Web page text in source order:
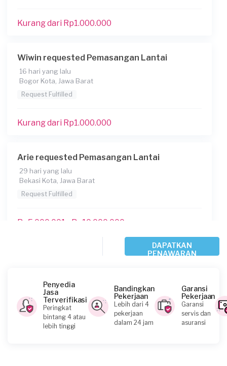
Kurang dari Rp1.000.000
Wiwin requested Pemasangan Lantai
16 hari yang lalu
Bogor Kota, Jawa Barat
Request Fulfilled
Kurang dari Rp1.000.000
Arie requested Pemasangan Lantai
29 hari yang lalu
Bekasi Kota, Jawa Barat
Request Fulfilled
Rp5.000.001 - Rp10.000.000
Zikhsan requested Pemasangan Lantai
Bogor Kabupaten, Jawa Barat
Request Fulfilled
Rp1.000.001 - Rp2.500.000
DAPATKAN
PENAWARAN
Penyedia
Jasa
Terverifikasi
Peringkat
bintang 4 atau
lebih tinggi
Bandingkan
Pekerjaan
Lebih dari 4
pekerjaan
dalam 24 jam
Garansi
Pekerjaan
Garansi
servis dan
asuransi